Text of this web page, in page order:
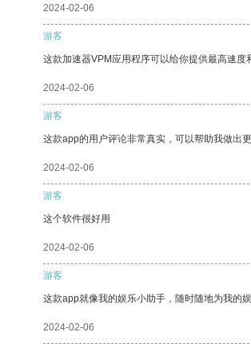
2024-02-06
游客
这款加速器VPM应用程序可以给你提供最高速度
2024-02-06
游客
这款app的用户评论非常真实，可以帮助我做出更
2024-02-06
游客
这个软件很好用
2024-02-06
游客
这款app就像我的娱乐小助手，随时随地为我的娱
2024-02-06